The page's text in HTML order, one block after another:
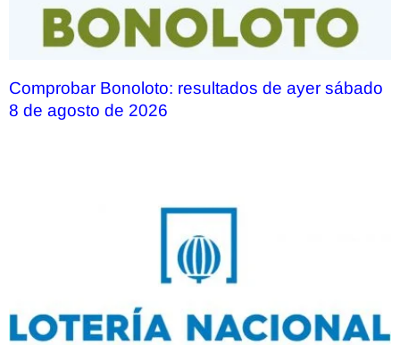
Comprobar Bonoloto: resultados de ayer sábado
8 de agosto de 2026